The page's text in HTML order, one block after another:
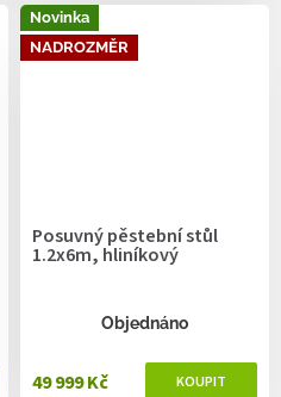
Novinka
NADROZMĚR
Posuvný pěstební stůl
1.2x6m, hliníkový
Objednáno
49 999 Kč